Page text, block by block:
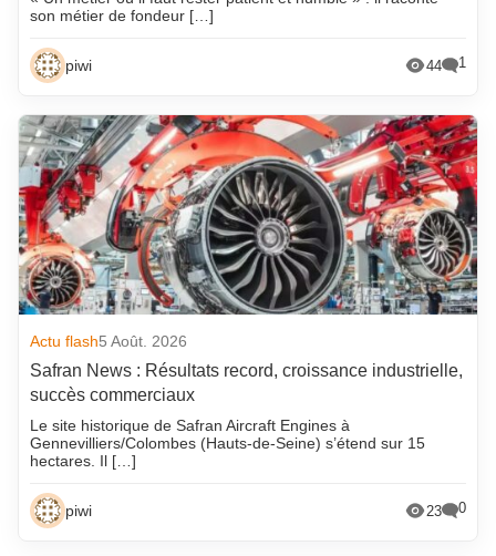
son métier de fondeur […]
piwi 44 1
Actu flash5 Août. 2026
Safran News : Résultats record, croissance industrielle,
succès commerciaux
Le site historique de Safran Aircraft Engines à
Gennevilliers/Colombes (Hauts-de-Seine) s’étend sur 15
hectares. Il […]
piwi 23 0